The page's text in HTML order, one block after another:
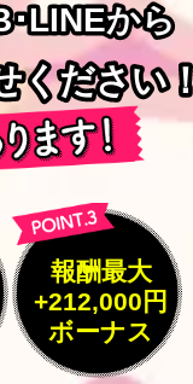
･LINEから
･LINEから
ください
ください
報酬最大
+212,000円
ボーナス